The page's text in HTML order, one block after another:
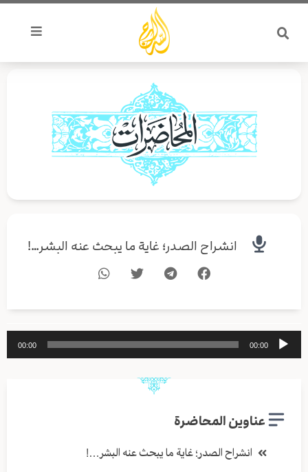
تخطي
المحتوى
انشراح الصدر؛ غاية ما يبحث عنه البشر…!
مشغل
الصوت
00:00
00:00
عناوين المحاضرة
انشراح الصدر؛ غاية ما يبحث عنه البشر…!